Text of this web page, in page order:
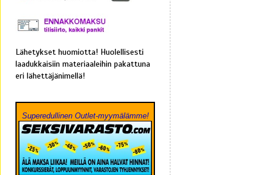
Lähetykset huomiotta! Huolellisesti
laadukkaisiin materiaaleihin pakattuna
eri lähettäjänimellä!
Superedullinen Outlet-myymälämme!